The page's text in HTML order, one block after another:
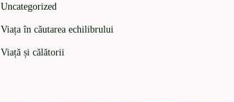
Uncategorized
Viața în căutarea echilibrului
Viață și călătorii